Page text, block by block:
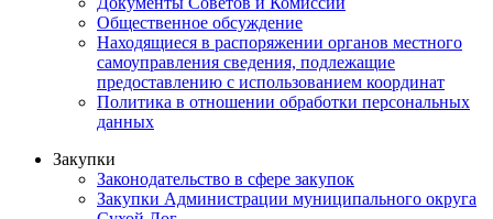
Общественное обсуждение
Находящиеся в распоряжении органов местного
самоуправления сведения, подлежащие
предоставлению с использованием координат
Политика в отношении обработки персональных
данных
Закупки
Законодательство в сфере закупок
Закупки Администрации муниципального округа